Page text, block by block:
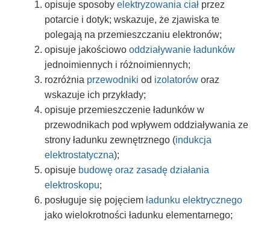
opisuje sposobyelektryzowania ciał przez
potarcie i dotyk; wskazuje, że zjawiska te
polegają na przemieszczaniu elektronów;
opisuje jakościowooddziaływanie ładunków
jednoimiennych i różnoimiennych;
rozróżnia przewodniki od izolatorów oraz
wskazuje ich przykłady;
opisuje przemieszczenie ładunków w
przewodnikach pod wpływem oddziaływania ze
strony ładunku zewnętrznego (indukcja
elektrostatyczna);
opisuje budowę oraz zasadę działania
elektroskopu;
posługuje się pojęciemładunku elektrycznego
jako wielokrotności ładunku elementarnego;